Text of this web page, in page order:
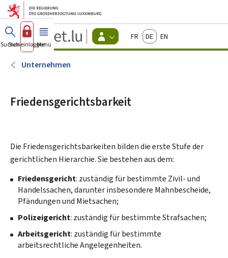
Zum Hauptmenü
Zum Inhalt
Guichet.lu
Changer
d'espace
FrançaisDeutschEnglish
Suchen
Sich einloggen
Menü Haupt-
Unternehmen
Friedensgerichtsbarkeit
Die Friedensgerichtsbarkeiten bilden die erste Stufe der
gerichtlichen Hierarchie. Sie bestehen aus dem:
Friedensgericht: zuständig für bestimmte Zivil- und
Handelssachen, darunter insbesondere Mahnbescheide,
Pfändungen und Mietsachen;
Polizeigericht: zuständig für bestimmte Strafsachen;
Arbeitsgericht: zuständig für bestimmte
arbeitsrechtliche Angelegenheiten.